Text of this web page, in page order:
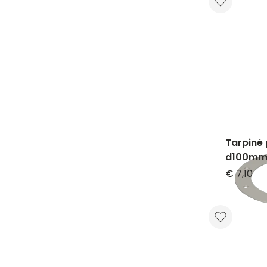
Tarpinė
€ 7,10